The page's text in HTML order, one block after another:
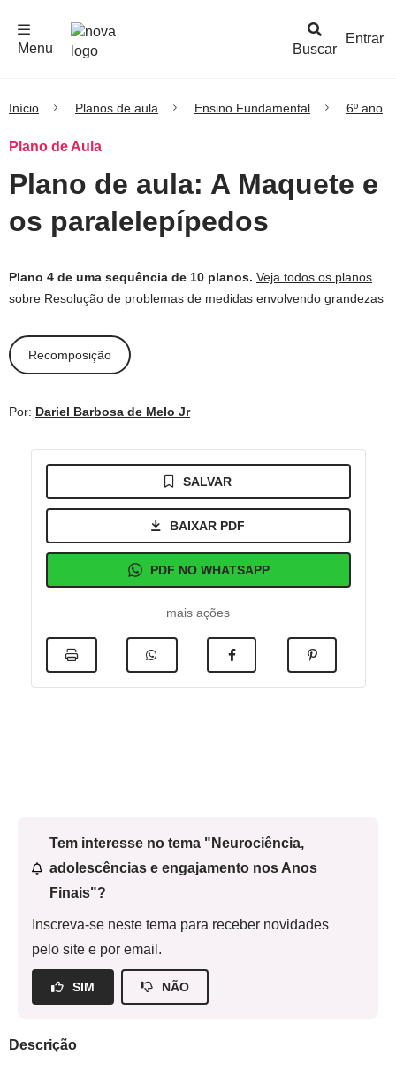
Buscar
Menu
Entrar
Início Planos de aula Ensino Fundamental 6º ano
Plano de Aula
Plano de aula: A Maquete e
os paralelepípedos
Plano 4 de uma sequência de 10 planos. Veja todos os planos
sobre Resolução de problemas de medidas envolvendo grandezas
Recomposição
Por: Dariel Barbosa de Melo Jr
SALVAR
BAIXAR PDF
PDF NO WHATSAPP
mais ações
Tem interesse no tema "Neurociência,
adolescências e engajamento nos Anos
Finais"?
Inscreva-se neste tema para receber novidades
pelo site e por email.
SIM NÃO
Descrição